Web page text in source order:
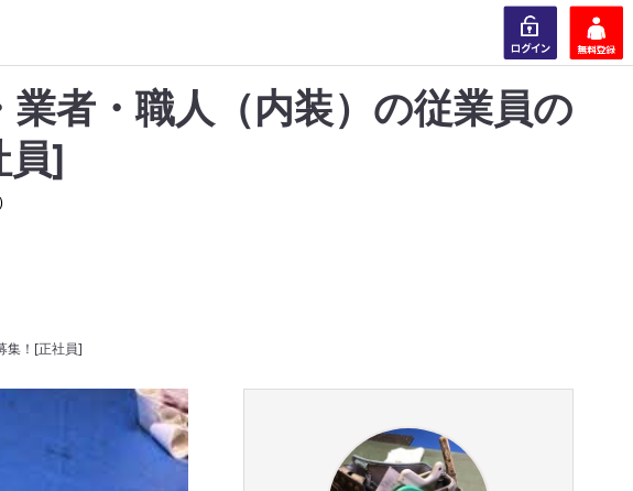
ログイン会員登録
者・職人（内装）の従業員の
員]
集！[正社員]